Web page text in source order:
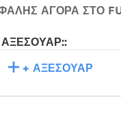
ΑΓΟΡΆ ΣΤΟ
+ ΑΞΕΣΟΥΆΡ